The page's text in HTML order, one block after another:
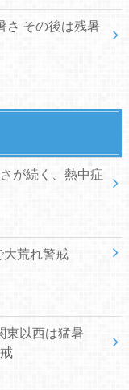
さ その後は残暑
が続く、熱中症
大荒れ警戒
東以西は猛暑